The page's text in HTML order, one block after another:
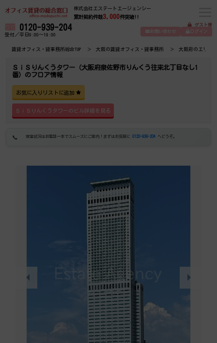
株式会社エステートエージェンシー
累計契約件数3,000件突破!!
0120-939-204
受付／平日9:00～19:00
ゲスト様
お問い合わせ
ログイン
賃貸オフィス・貸事務所総合TOP 大阪の賃貸オフィス・貸事務所 大阪府のエリア
ＳｉＳりんくうタワー（大阪府泉佐野市りんくう往来北丁目なし1
番）のフロア情報
お気に入りリストに追加
ＳｉＳりんくうタワーのビル詳細を見る
空室状況はお電話一本でスムーズにご案内！まずはお気軽に 0120-939-204 へどうぞ。